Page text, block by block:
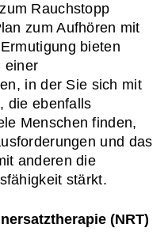
Rauchstopp
zum Aufhören mit
bieten
einer
in der Sie sich mit
die ebenfalls
Menschen finden,
und das
anderen die
stärkt.
(NRT)